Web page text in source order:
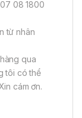
08 1800
từ nhân
qua
tôi có thể
cám ơn.